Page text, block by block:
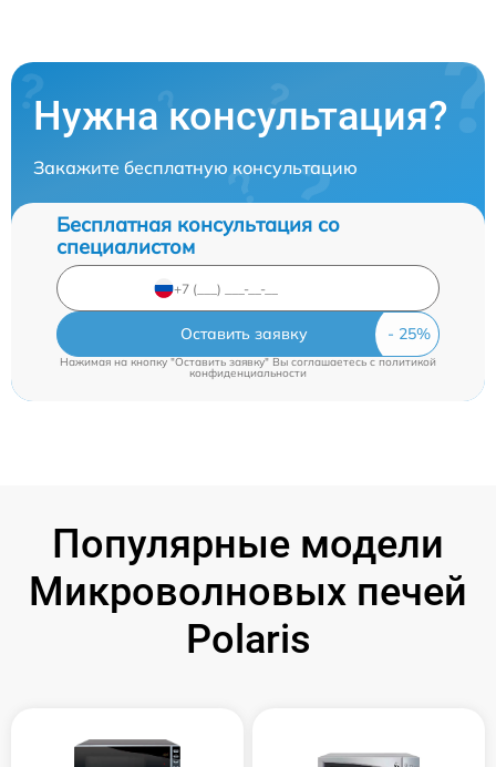
Нужна консультация?
Закажите бесплатную консультацию
Бесплатная консультация со
специалистом
Оставить заявку
Нажимая на кнопку "Оставить заявку" Вы соглашаетесь c политикой
конфиденциальности
Популярные модели
Микроволновых печей
Polaris